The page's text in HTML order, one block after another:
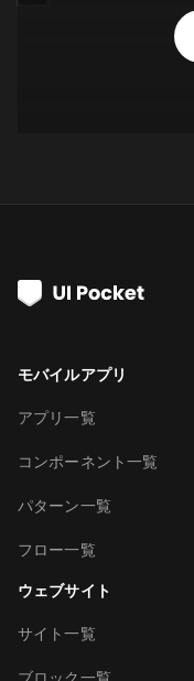
モバイルアプリ
アプリ一覧
コンポーネント一覧
パターン一覧
フロー一覧
ウェブサイト
サイト一覧
ブロック一覧